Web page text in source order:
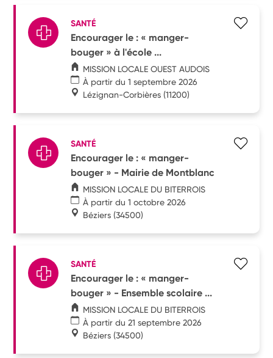
SANTÉ
Encourager le : « manger-
bouger » à l'école ...
MISSION LOCALE OUEST AUDOIS
À partir du 1 septembre 2026
Lézignan-Corbières (11200)
SANTÉ
Encourager le : « manger-
bouger » - Mairie de Montblanc
MISSION LOCALE DU BITERROIS
À partir du 1 octobre 2026
Béziers (34500)
SANTÉ
Encourager le : « manger-
bouger » - Ensemble scolaire ...
MISSION LOCALE DU BITERROIS
À partir du 21 septembre 2026
Béziers (34500)